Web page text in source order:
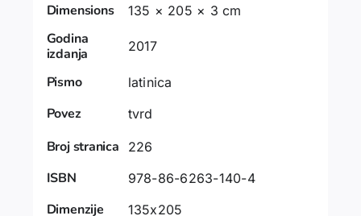
Dimensions 135 × 205 × 3 cm
Godina
izdanja
2017
Pismo latinica
Povez tvrd
Broj stranica 226
ISBN 978-86-6263-140-4
Dimenzije 135x205